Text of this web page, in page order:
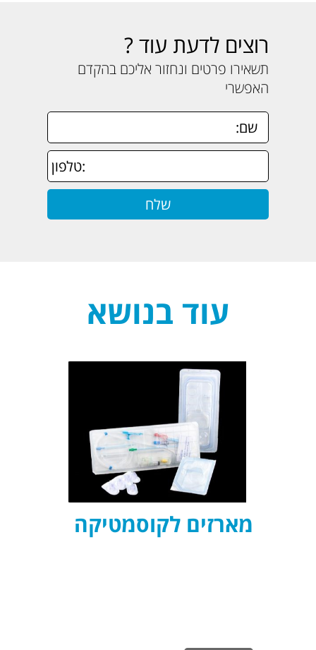
רוצים לדעת עוד ?
תשאירו פרטים ונחזור אליכם בהקדם
האפשרי
עוד בנושא
מארזים לקוסמטיקה